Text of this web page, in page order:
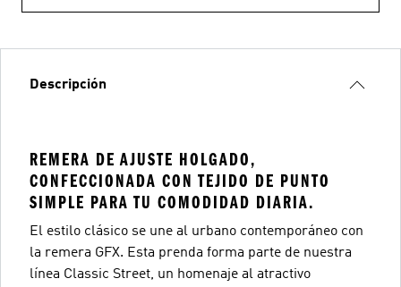
Descripción
REMERA DE AJUSTE HOLGADO,
CONFECCIONADA CON TEJIDO DE PUNTO
SIMPLE PARA TU COMODIDAD DIARIA.
El estilo clásico se une al urbano contemporáneo con
la remera GFX. Esta prenda forma parte de nuestra
línea Classic Street, un homenaje al atractivo